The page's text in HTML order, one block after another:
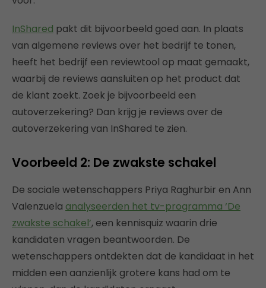
InShared pakt dit bijvoorbeeld goed aan. In plaats
van algemene reviews over het bedrijf te tonen,
heeft het bedrijf een reviewtool op maat gemaakt,
waarbij de reviews aansluiten op het product dat
de klant zoekt. Zoek je bijvoorbeeld een
autoverzekering? Dan krijg je reviews over de
autoverzekering van InShared te zien.
Voorbeeld 2: De zwakste schakel
De sociale wetenschappers Priya Raghurbir en Ann
Valenzuela analyseerden het tv-programma ‘De
zwakste schakel’, een kennisquiz waarin drie
kandidaten vragen beantwoorden. De
wetenschappers ontdekten dat de kandidaat in het
midden een aanzienlijk grotere kans had om te